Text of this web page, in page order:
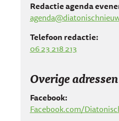
Redactie agenda
Telefoon redactie:
06 23 218 213
Overige adressen
Facebook:
Facebook.com/